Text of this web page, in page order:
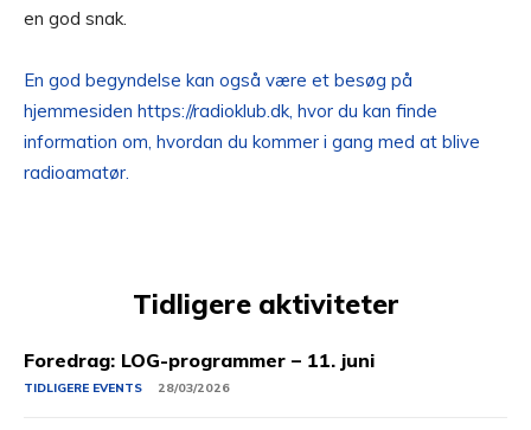
en god snak.
En god begyndelse kan også være et besøg på
hjemmesiden https://radioklub.dk, hvor du kan finde
information om, hvordan du kommer i gang med at blive
radioamatør.
Tidligere aktiviteter
Foredrag: LOG-programmer – 11. juni
TIDLIGERE EVENTS 28/03/2026